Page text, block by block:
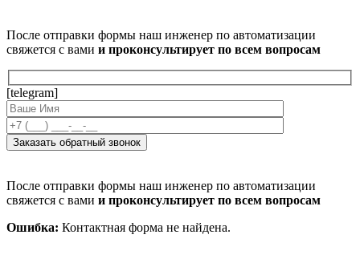
После отправки формы наш инженер по автоматизации
свяжется с вами и проконсультирует по всем вопросам
[telegram]
После отправки формы наш инженер по автоматизации
свяжется с вами и проконсультирует по всем вопросам
Ошибка: Контактная форма не найдена.